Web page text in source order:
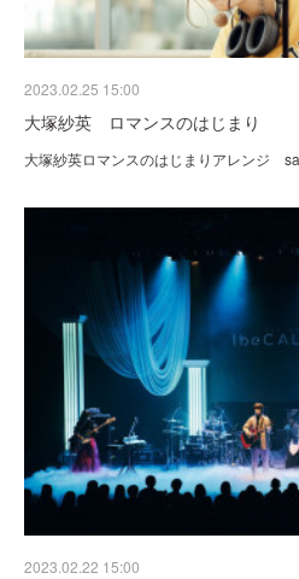
2023.02.25 15:00
大塚紗英 ロマンスのはじまり
大塚紗英ロマンスのはじまりアレンジ
2023.02.22 15:00